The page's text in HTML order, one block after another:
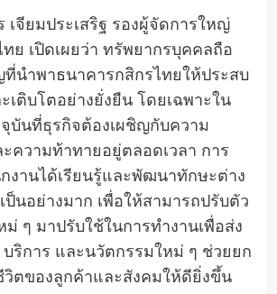
เจียมประเสริฐ รองผู้จัดการใหญ่
ย เปิดเผยว่า ทรัพยากรบุคคลถือ
ที่นำพาธนาคารกสิกรไทยให้ประสบ
เติบโตอย่างยั่งยืน โดยเฉพาะใน
บันที่ธุรกิจต้องเผชิญกับความ
ความท้าทายอยู่ตลอดเวลา การ
งานได้เรียนรู้และพัฒนาทักษะต่าง
ป็นอย่างมาก เพื่อให้สามารถปรับตัว
ๆ มาปรับใช้ในการทำงานเพื่อส่ง
การ และนวัตกรรมใหม่ ๆ ช่วยยก
ตของลูกค้าและสังคมให้ดียิ่งขึ้น